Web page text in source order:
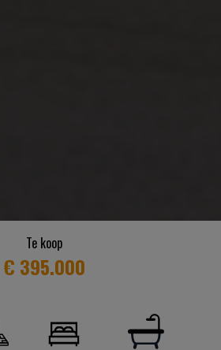
Te koop
€ 395.000